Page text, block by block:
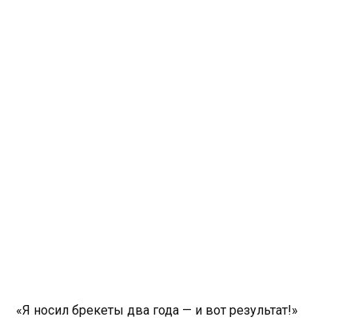
«Я носил брекеты два года — и вот результат!»